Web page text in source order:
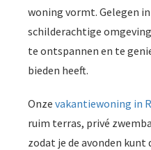
woning vormt. Gelegen
schilderachtige
te ontspannen en te
bieden heeft.
Onze vakantiewoning in
ruim terras, privé
zodat je de avonden